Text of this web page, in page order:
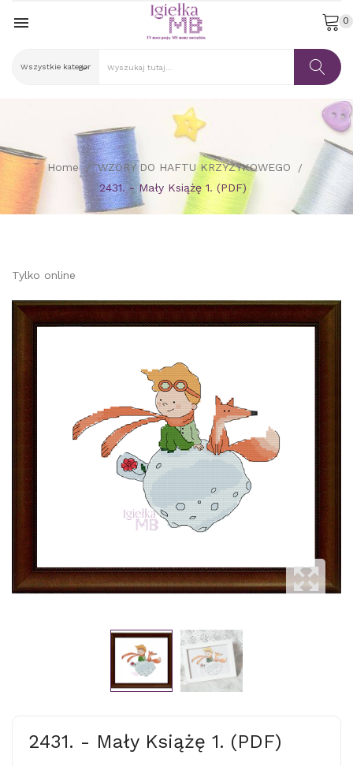
 0
Home
WZORY DO HAFTU KRZYŻYKOWEGO
2431. - Mały Książę 1. (PDF)
Tylko online
2431. - Mały Książę 1. (PDF)